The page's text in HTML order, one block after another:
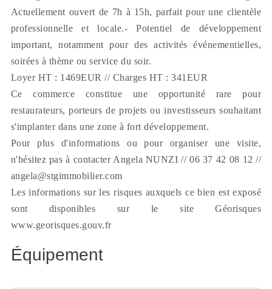
Actuellement ouvert de 7h à 15h, parfait pour une clientèle
professionnelle et locale.- Potentiel de développement
important, notamment pour des activités événementielles,
soirées à thème ou service du soir.
Loyer HT : 1469EUR // Charges HT : 341EUR
Ce commerce constitue une opportunité rare pour
restaurateurs, porteurs de projets ou investisseurs souhaitant
s'implanter dans une zone à fort développement.
Pour plus d'informations ou pour organiser une visite,
n'hésitez pas à contacter Angela NUNZI // 06 37 42 08 12 //
angela@stgimmobilier.com
Les informations sur les risques auxquels ce bien est exposé
sont disponibles sur le site Géorisques
www.georisques.gouv.fr
Équipement